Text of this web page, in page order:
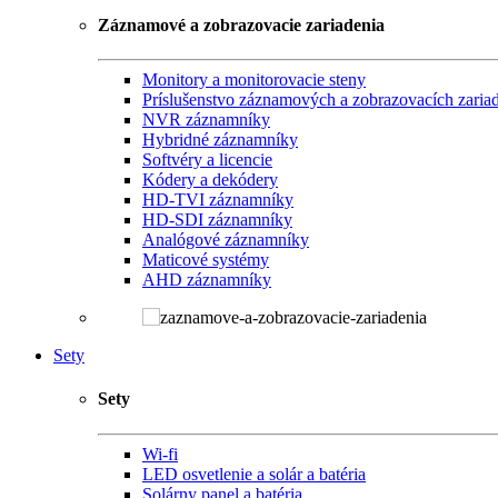
Záznamové a zobrazovacie zariadenia
Monitory a monitorovacie steny
Príslušenstvo záznamových a zobrazovacích
NVR záznamníky
Hybridné záznamníky
Softvéry a licencie
Kódery a dekódery
HD-TVI záznamníky
HD-SDI záznamníky
Analógové záznamníky
Maticové systémy
AHD záznamníky
Sety
Sety
Wi-fi
LED osvetlenie a solár a batéria
Solárny panel a batéria